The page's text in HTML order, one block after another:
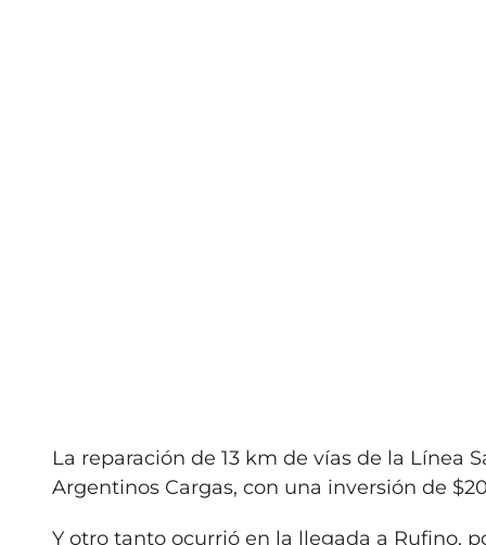
La reparación de 13 km de vías de la Línea
Argentinos Cargas, con una inversión de
Y otro tanto ocurrió en la llegada a Rufino,